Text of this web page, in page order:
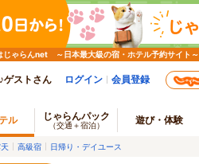
じゃらんnet ～日本最大級の宿・ホテル予約サイト～
ゲストさん ログイン 会員登録
ル じゃらんパック
（交通＋宿泊） 遊び・体験
高級宿 日帰り・デイユース